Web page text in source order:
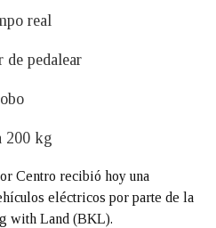
real
de pedalear
200 kg
Centro recibió hoy una
eléctricos por parte de la
with Land (BKL).